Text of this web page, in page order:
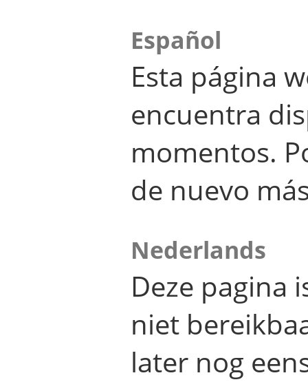
Español
Esta página
encuentra
momentos.
de nuevo
Nederlands
Deze pagina
niet
later nog